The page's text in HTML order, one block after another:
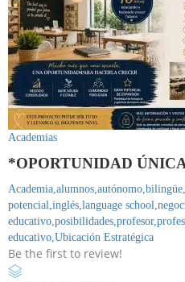
Academias
*OPORTUNIDAD
Academia,alumnos,autónomo,bilingüe,
potencial,inglés,language school,
educativo,posibilidades,profesor,
educativo,Ubicación Estratégica
Be the first to review!